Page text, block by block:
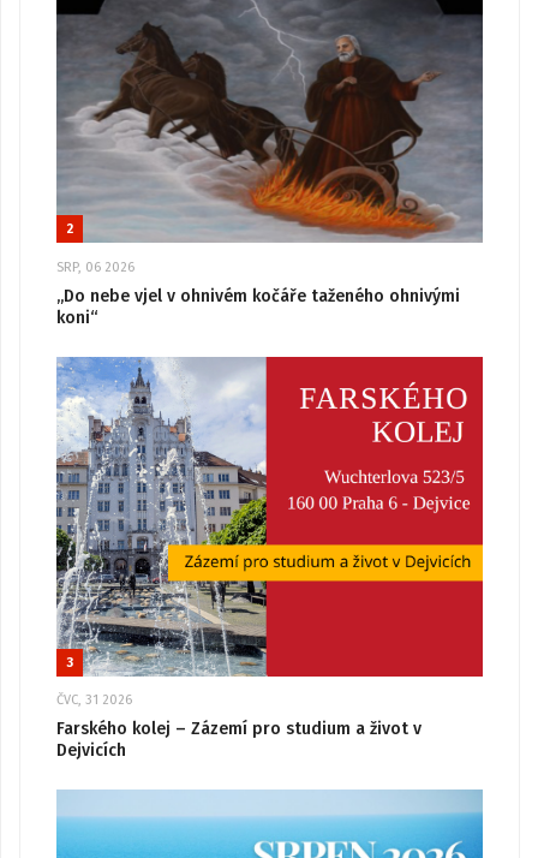
2
SRP, 06 2026
„Do nebe vjel v ohnivém kočáře taženého ohnivými
koni“
3
ČVC, 31 2026
Farského kolej – Zázemí pro studium a život v
Dejvicích